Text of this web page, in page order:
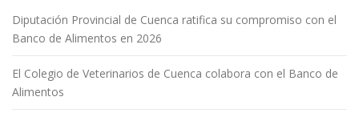
Diputación Provincial de Cuenca ratifica su compromiso con el
Banco de Alimentos en 2026
El Colegio de Veterinarios de Cuenca colabora con el Banco de
Alimentos